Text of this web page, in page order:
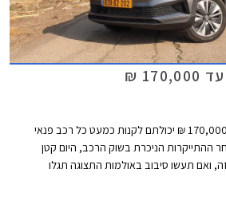
₪
עד לא מזמן, עם תקציב של 170,000 ₪ יכולתם לקנות כמעט כל רכב פנאי
ההתייקרות הניכרת בשוק הרכב, היום קטן
ואם תעשו סיבוב באולמות התצוגה תגלו